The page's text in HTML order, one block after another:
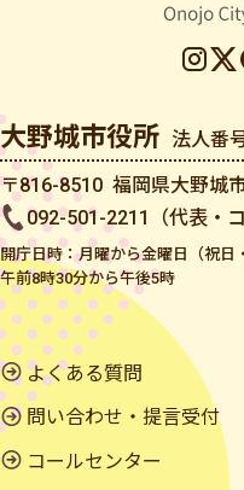
大野城市役所 法人番
〒816-8510 福岡県大野城
092-501-2211（代表・
開庁日時：月曜から金曜日（祝日
午前8時30分から午後5時
よくある質問
問い合わせ・提言受付
コールセンター